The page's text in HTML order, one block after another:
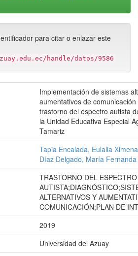
para citar o enlazar este
handle/datos/9586
Implementación de sistemas
aumentativos de
trastorno del espectro autista
la Unidad Educativa Especial
Tamariz
Tapia Encalada, Eulalia Ximena
Díaz Delgado, María Fernanda
TRASTORNO DEL ESPECTRO
ALTERNATIVOS Y
COMUNICACIÓN;PLAN DE
2019
Universidad del Azuay